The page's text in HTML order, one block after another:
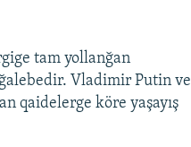
tam yollanğan
Vladimir Putin ve
qaidelerge köre yaşayış